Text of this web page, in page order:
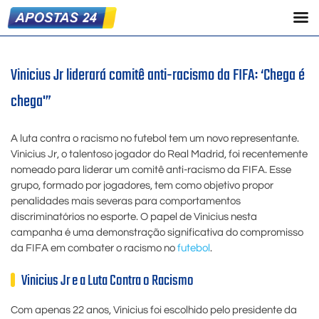
Vinicius Jr liderará comitê anti-racismo da FIFA: ‘Chega é
chega'”
A luta contra o racismo no futebol tem um novo representante.
Vinicius Jr, o talentoso jogador do Real Madrid, foi recentemente
nomeado para liderar um comitê anti-racismo da FIFA. Esse
grupo, formado por jogadores, tem como objetivo propor
penalidades mais severas para comportamentos
discriminatórios no esporte. O papel de Vinicius nesta
campanha é uma demonstração significativa do compromisso
da FIFA em combater o racismo no futebol .
Vinicius Jr e a Luta Contra o Racismo
Com apenas 22 anos, Vinicius foi escolhido pelo presidente da